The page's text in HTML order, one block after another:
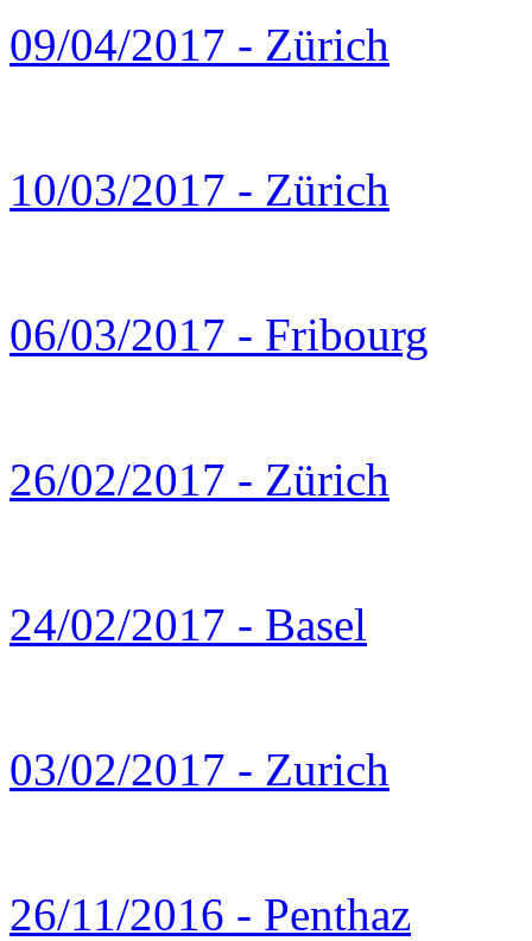
09/04/2017 - Zürich
10/03/2017 - Zürich
06/03/2017 - Fribourg
26/02/2017 - Zürich
24/02/2017 - Basel
03/02/2017 - Zurich
26/11/2016 - Penthaz